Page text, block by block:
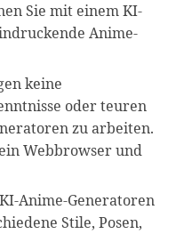
Sie mit einem KI-
Anime-
keine
oder teuren
zu arbeiten.
Webbrowser und
Anime-Generatoren
Stile, Posen,